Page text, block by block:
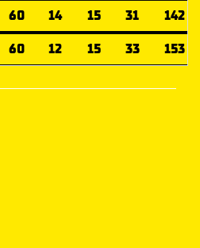
60 14 15 31
142
60 12 15 33 153